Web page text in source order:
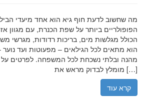
מה שחשוב לדעת חוף גיא הוא אחד מיעדי
הפופולריים ביותר על שפת הכנרת, עם מגוון
הכולל מגלשות מים, בריכות רדודות, מגרשי
הוא מתאים לכל הגילאים – מפעוטות ועד נוער
מהנה ובלתי נשכחת לכל המשפחה. לפרטים על
מומלץ לבדוק מראש את […]
קרא עוד